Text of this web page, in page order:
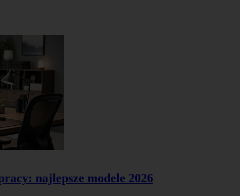
najlepsze modele 2026